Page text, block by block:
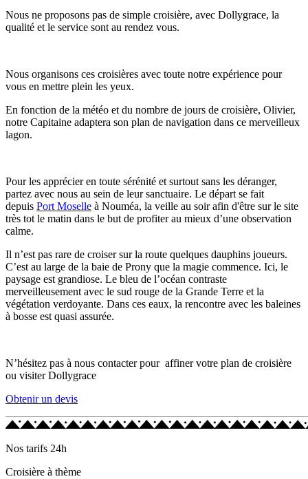
Nous ne proposons pas de simple croisière, avec Dollygrace, la
qualité et le service sont au rendez vous.
Nous organisons ces croisières avec toute notre expérience pour
vous en mettre plein les yeux.
En fonction de la météo et du nombre de jours de croisière, Olivier,
notre Capitaine adaptera son plan de navigation dans ce merveilleux
lagon.
Pour les apprécier en toute sérénité et surtout sans les déranger,
partez avec nous au sein de leur sanctuaire. Le départ se fait
depuis Port Moselle à Nouméa, la veille au soir afin d'être sur le site
très tot le matin dans le but de profiter au mieux d’une observation
calme.
Il n’est pas rare de croiser sur la route quelques dauphins joueurs.
C’est au large de la baie de Prony que la magie commence. Ici, le
paysage est grandiose. Le bleu de l’océan contraste
merveilleusement avec le sud rouge de la Grande Terre et la
végétation verdoyante. Dans ces eaux, la rencontre avec les baleines
à bosse est quasi assurée.
N’hésitez pas à nous contacter pour affiner votre plan de croisière
ou visiter Dollygrace
Obtenir un devis
Nos tarifs 24h
Croisière à thème